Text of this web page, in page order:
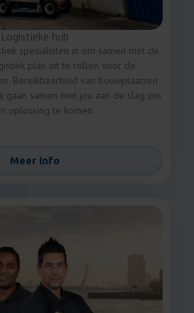
Logistieke hub
specialisten in om samen met de
plan uit te rollen voor de
Bereikbaarheid van bouwplaatsen
gaan samen met jou aan de slag om
oplossing te komen.
Meer info